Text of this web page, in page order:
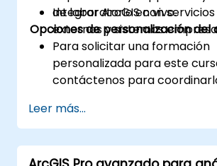
Integrar ArcGIS con
externos y sistemas
de laboratorio en vivo.
Opciones de personalización del
Para solicitar una formación
personalizada para este
contáctenos para
Leer más...